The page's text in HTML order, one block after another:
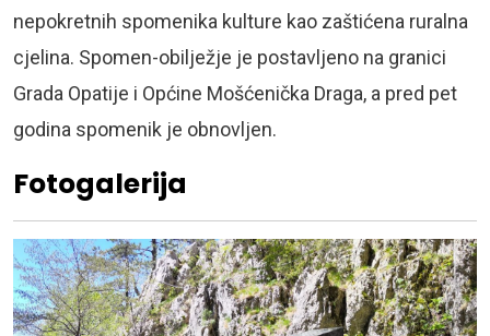
nepokretnih spomenika kulture kao zaštićena ruralna
cjelina. Spomen-obilježje je postavljeno na granici
Grada Opatije i Općine Mošćenička Draga, a pred pet
godina spomenik je obnovljen.
Fotogalerija